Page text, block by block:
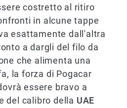
costretto al ritiro
in alcune tappe
esattamente dall'altra
a dargli del filo da
che alimenta una
la forza di Pogacar
essere bravo a
del calibro della UAE